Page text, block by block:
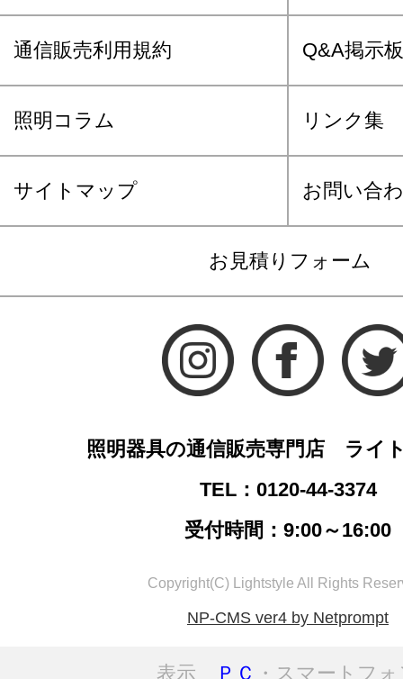
通信販売利用規約 Q&A掲示板
照明コラム リンク集
サイトマップ お問い合
お見積りフォーム
照明器具の通信販売専門店 ライ
TEL：0120-44-3374
受付時間：9:00～16:00
Copyright(C) Lightstyle All Rights
NP-CMS ver4 by Netprompt
表示 ＰＣ ・スマートフ